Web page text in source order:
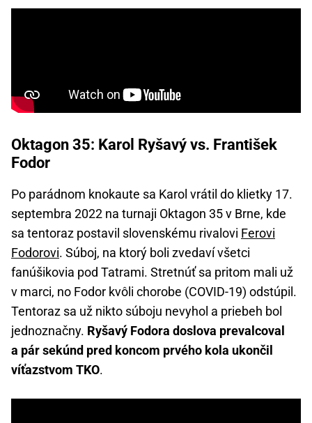
Oktagon 35: Karol Ryšavý vs. František
Fodor
Po parádnom knokaute sa Karol vrátil do klietky 17.
septembra 2022 na turnaji Oktagon 35 v Brne, kde
sa tentoraz postavil slovenskému rivalovi Ferovi
Fodorovi. Súboj, na ktorý boli zvedaví všetci
fanúšikovia pod Tatrami. Stretnúť sa pritom mali už
v marci, no Fodor kvôli chorobe (COVID-19) odstúpil.
Tentoraz sa už nikto súboju nevyhol a priebeh bol
jednoznačny. Ryšavý Fodora doslova prevalcoval
a pár sekúnd pred koncom prvého kola ukončil
víťazstvom TKO.